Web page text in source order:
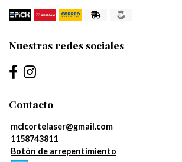
Nuestras redes sociales
Contacto
mclcortelaser@gmail.com
1158743811
Botón de arrepentimiento